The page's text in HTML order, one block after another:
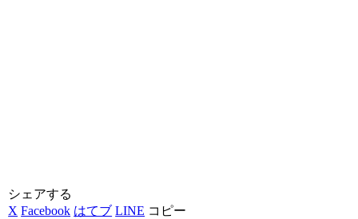
シェアする
X Facebook はてブ LINE コピー